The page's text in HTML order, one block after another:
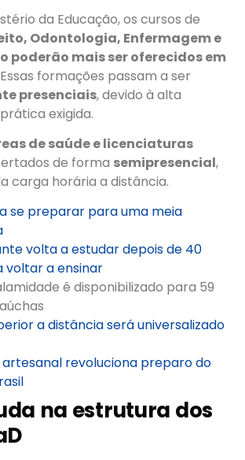
da Educação, os cursos de
Odontologia, Enfermagem e
poderão mais ser oferecidos em
formações passam a ser
presenciais, devido à alta
exigida.
de saúde e licenciaturas
de forma semipresencial,
carga horária a distância.
se preparar para uma meia
volta a estudar depois de 40
voltar a ensinar
é disponibilizado para 59
a distância será universalizado
revoluciona preparo do
na estrutura dos